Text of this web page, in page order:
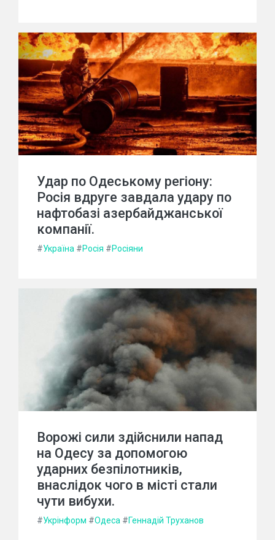
Удар по Одеському регіону:
Росія вдруге завдала удару по
нафтобазі азербайджанської
компанії.
#Україна #Росія #Росіяни
Ворожі сили здійснили напад
на Одесу за допомогою
ударних безпілотників,
внаслідок чого в місті стали
чути вибухи.
#Укрінформ #Одеса #Геннадій Труханов